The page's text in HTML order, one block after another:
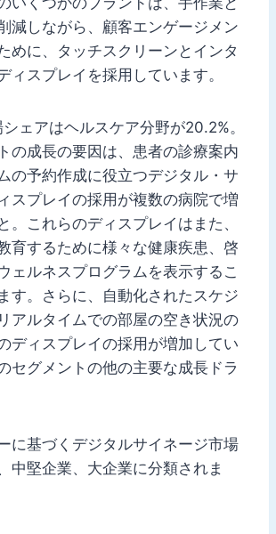
減しながら、顧客エンゲージメン
めに、タッチスクリーンとインタ
ィスプレイを採用しています。
ェアはヘルスケア分野が20.2%。
の成長の要因は、患者の診療案内
の予約作成に役立つデジタル・サ
スプレイの採用が複数の病院で増
。これらのディスプレイはまた、
育するために様々な健康疾患、啓
ェルネスプログラムを表示するこ
す。さらに、自動化されたスケジ
アルタイムでの部屋の空き状況の
ディスプレイの採用が増加してい
セグメントの他の主要な成長ドラ
に基づくデジタルサイネージ市場
中堅企業、大企業に分類されま